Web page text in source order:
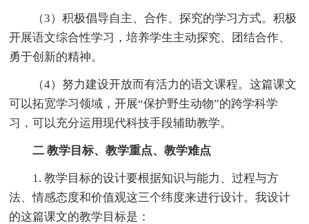
（3）积极倡导自主、合作、探究的学习方式。积极
开展语文综合性学习，培养学生主动探究、团结合作、
勇于创新的精神。
（4）努力建设开放而有活力的语文课程。这篇课文
可以拓宽学习领域，开展“保护野生动物”的跨学科学
习，可以充分运用现代科技手段辅助教学。
二 教学目标、教学重点、教学难点
1. 教学目标的设计要根据知识与能力、过程与方
法、情感态度和价值观这三个纬度来进行设计。我设计
的这篇课文的教学目标是：